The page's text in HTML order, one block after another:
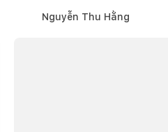
Nguyễn Thu Hằng